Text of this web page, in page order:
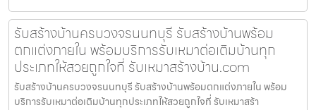
รับสร้างบ้านครบวงจรนนทบุรี รับสร้างบ้านพร้อม
ตกแต่งภายใน พร้อมบริการรับเหมาต่อเติมบ้านทุก
ประเภทให้สวยถูกใจที่ รับเหมาสร้างบ้าน.com
รับสร้างบ้านครบวงจรนนทบุรี รับสร้างบ้านพร้อมตกแต่งภายใน พร้อม
บริการรับเหมาต่อเติมบ้านทุกประเภทให้สวยถูกใจที่ รับเหมาสร้า